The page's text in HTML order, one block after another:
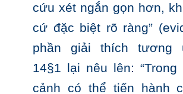
cứu xét ngắn gọn hơn,
cứ đặc biệt rõ ràng”
phần giải thích tương
14§1 lại nêu lên: “Trong
cảnh có thể tiến hành